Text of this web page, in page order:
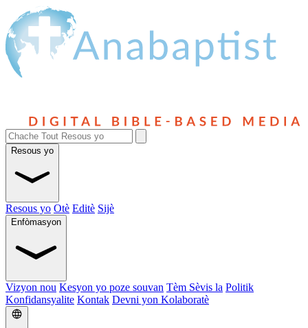
Resous yo
Resous yo Otè Editè Sijè
Enfòmasyon
Vizyon nou Kesyon yo poze souvan Tèm Sèvis la Politik
Konfidansyalite Kontak Devni yon Kolaboratè